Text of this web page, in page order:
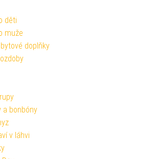
děti
muže
doplňky
a bonbóny
v láhvi